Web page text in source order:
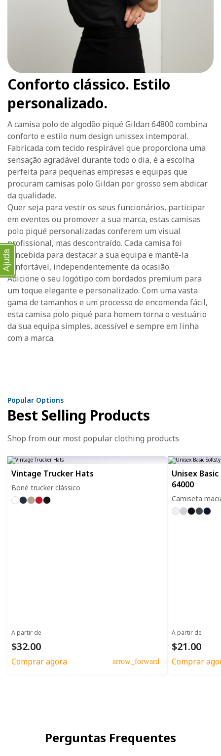
Conforto clássico. Estilo
personalizado.
A camisa polo de algodão piqué Gildan 64800 combina
conforto e estilo num design unissex intemporal.
Fabricada com tecido respirável que proporciona uma
sensação agradável durante todo o dia, é a escolha
perfeita para pequenas empresas e equipas que
procuram camisas polo Gildan por grosso sem abdicar
da qualidade.
Quer seja para vestir os seus funcionários, participar
em eventos ou promover a sua marca, estas camisas
polo piqué personalizadas conferem um visual
profissional, mas descontraído. Cada camisa foi
concebida para destacar a sua equipa e mantê-la
confortável, independentemente da ocasião.
Adicione o seu logótipo com bordados premium para
um toque elegante e personalizado. Com uma vasta
gama de tamanhos e um processo de encomenda fácil,
esta camisa polo piqué para homem torna o vestuário
da sua equipa simples, acessível e sempre em linha
com a marca.
Popular Options
Best Selling Products
Shop from our most popular clothing products
Vintage Trucker Hats
Boné trucker clássico
A partir de
$32.00
Comprar agora arrow_forward
Unisex
64000
Camiseta
A partir de
$21.00
Comprar
Perguntas Frequentes
Ajuda